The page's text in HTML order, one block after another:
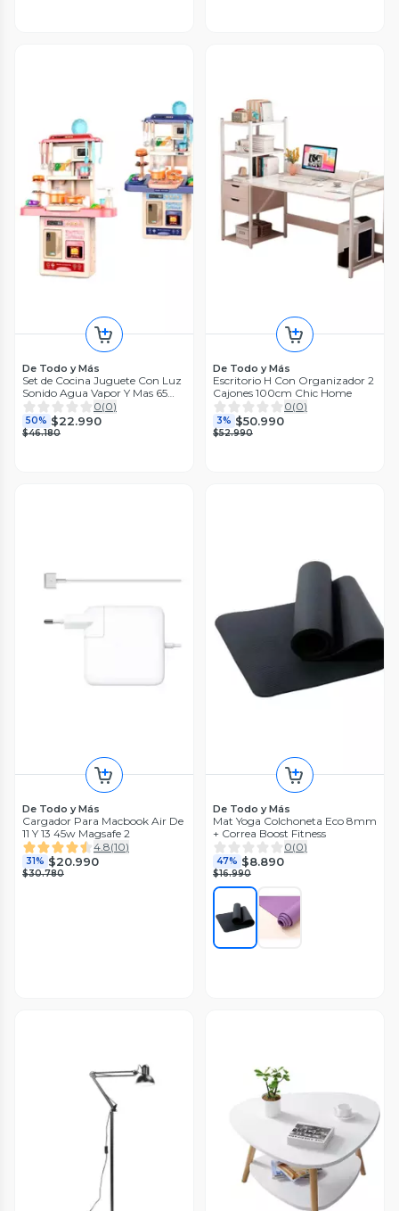
De Todo y Más
Set de Cocina Juguete Con Luz
Sonido Agua Vapor Y Mas 65
Cm.
0(0)
50% $22.990
$46.180
De Todo y Más
Escritorio H Con Organizador 2
Cajones 100cm Chic Home
0(0)
3% $50.990
$52.990
De Todo y Más
Cargador Para Macbook Air De
11 Y 13 45w Magsafe 2
4.8(10)
31% $20.990
$30.780
De Todo y Más
Mat Yoga Colchoneta Eco 8mm
+ Correa Boost Fitness
0(0)
47% $8.890
$16.990